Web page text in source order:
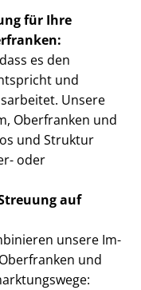
für Ihre
es den
und
Unsere
Oberfranken und
und Struktur
oder
auf
unsere Im­
und